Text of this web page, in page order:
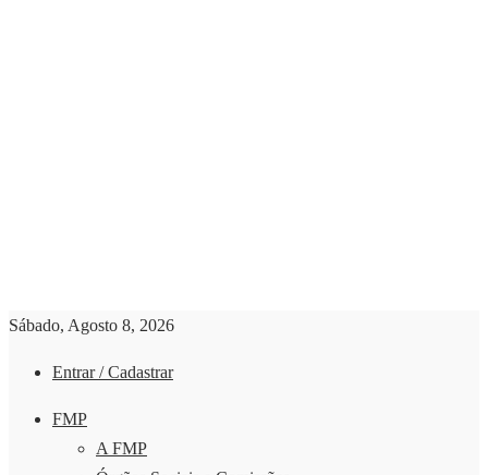
Sábado, Agosto 8, 2026
Entrar / Cadastrar
FMP
A FMP